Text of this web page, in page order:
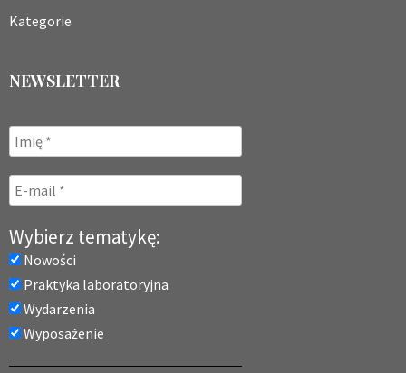
Kategorie
NEWSLETTER
Wybierz tematykę:
Nowości
Praktyka laboratoryjna
Wydarzenia
Wyposażenie